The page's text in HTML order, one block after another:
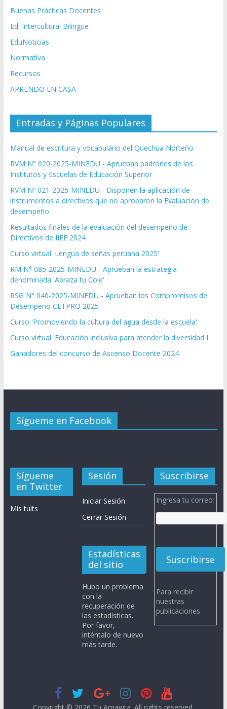
Buenas Prácticas Docentes
Ed. Intercultural Bilingüe
EduNoticias
Normativa
Recursos
APRENDO EN CASA
Entradas y Páginas Populares
Manual de escritura y vocabulario del Quechua Norteño
RVM N° 020-2025-MINEDU - Aprueban padrones de los
Institutos y Escuelas de Educación Superior
RVM Nº 021-2025-MINEDU - Disponen la aplicación de
instrumentos a directivos que no aprobaron la Evaluación de
desempeño
Resultados finales de la evaluación del desempeño de
Directivos de IIEE 2024
Curso virtual 'Lengua de señas peruana 2025'
RM N° 085-2025-MINEDU - Aprueban la estrategia
denominada 'Abraza tu Cole'
RSG N° 040-2025-MINEDU - Aprueban los Compromisos de
Desempeño CETPRO 2025
Curso 'Promoviendo la cultura del agua desde la escuela'
Curso virtual 'Educación inclusiva para atender la diversidad I'
Ganadores del concurso de Ascenso Docente 2024
Sígueme en Facebook
Sígueme
en Twitter
Mis tuits
Sesión
Iniciar Sesión
Cerrar Sesión
Estadísticas
del sitio
Hubo un problema
con la
recuperación de
las estadísticas.
Por favor,
inténtalo de nuevo
más tarde.
Suscribirse
Ingresa tu correo:
Para recibir
nuestras
publicaciones